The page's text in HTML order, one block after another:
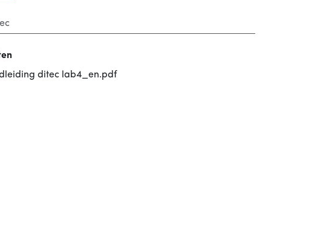
ditec lab4_en.pdf